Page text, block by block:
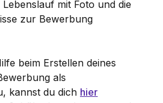
mit Foto und die
zur Bewerbung
beim Erstellen deines
als
kannst du dich hier